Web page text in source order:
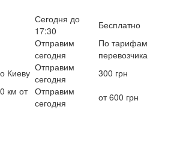
Сегодня до
17:30
Бесплатно
Отправим
сегодня
По тарифам
перевозчика
Киеву Отправим
сегодня
300 грн
км от Отправим
сегодня
от 600 грн